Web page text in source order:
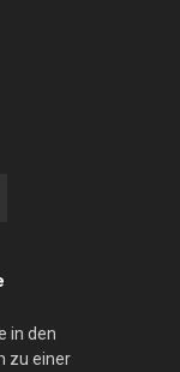
in den
zu einer